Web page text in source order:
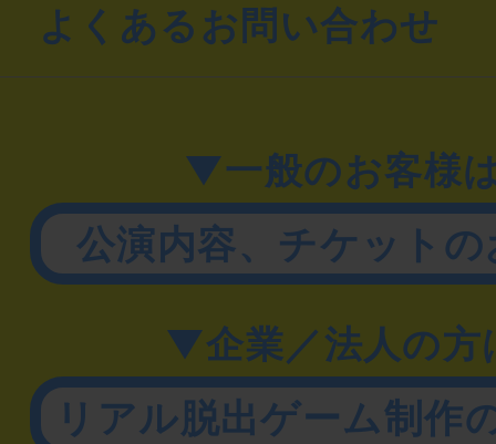
よくあるお問い合わせ
▼一般のお客様
公演内容、チケット
▼企業／法人の方
リアル脱出ゲーム制作